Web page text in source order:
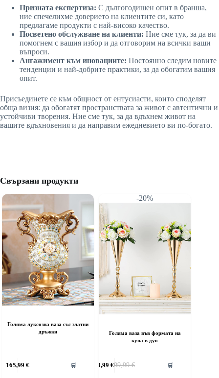
Призната експертиза: С дългогодишен опит в бранша,
ние спечелихме доверието на клиентите си, като
предлагаме продукти с най-високо качество.
Посветено обслужване на клиенти: Ние сме тук, за да ви
помогнем с вашия избор и да отговорим на всички ваши
въпроси.
Ангажимент към иновациите: Постоянно следим новите
тенденции и най-добрите практики, за да обогатим вашия
опит.
Присъединете се към общност от ентусиасти, които споделят
обща визия: да обогатят пространствата за живот с автентични и
устойчиви творения. Ние сме тук, за да вдъхнем живот на
вашите вдъхновения и да направим ежедневието ви по-богато.
Свързани продукти
Голяма луксозна ваза със златни
дръжки
165,99€ 🛒
-20%
Голяма ваза във формата на
купа в дуо
99,99€
Original
79,99€Текущата
🛒